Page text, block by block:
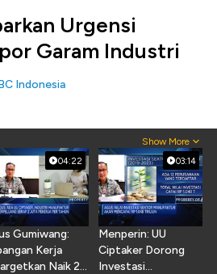
Urgensi
Garam Industri
Indonesia
Show More
04:22
Gumiwang:
Kerja
Naik 2
03:14
Menperin: UU
Ciptaker Dorong
Investasi